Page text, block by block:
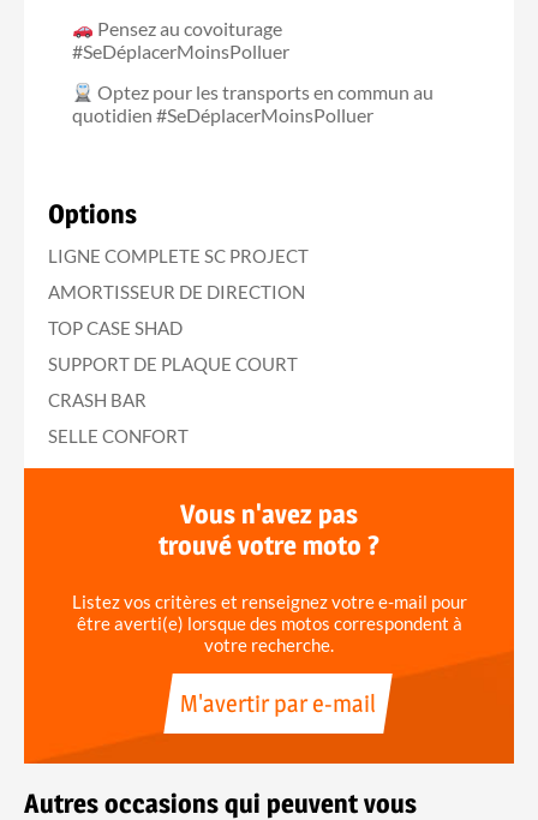
Pensez au covoiturage
#SeDéplacerMoinsPolluer
Optez pour les transports en commun au
quotidien #SeDéplacerMoinsPolluer
Options
LIGNE COMPLETE SC PROJECT
AMORTISSEUR DE DIRECTION
TOP CASE SHAD
SUPPORT DE PLAQUE COURT
CRASH BAR
SELLE CONFORT
Vous n'avez pas
trouvé votre moto ?
Listez vos critères et renseignez votre e-mail pour
être averti(e) lorsque des motos correspondent à
votre recherche.
M'avertir par e-mail
Autres occasions qui peuvent vous